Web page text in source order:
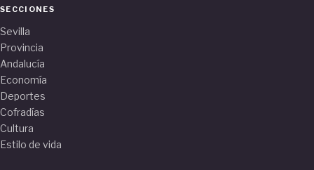
SECCIONES
Sevilla
Provincia
Andalucía
Economía
Deportes
Cofradías
Cultura
Estilo de vida